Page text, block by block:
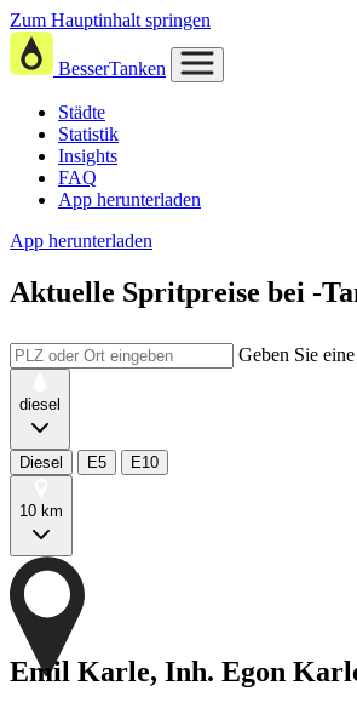
Zum Hauptinhalt springen
BesserTanken
Städte
Statistik
Insights
FAQ
App herunterladen
App herunterladen
Aktuelle Spritpreise bei -
Geben Sie
diesel
Diesel E5 E10
10 km
Emil Karle, Inh. Egon